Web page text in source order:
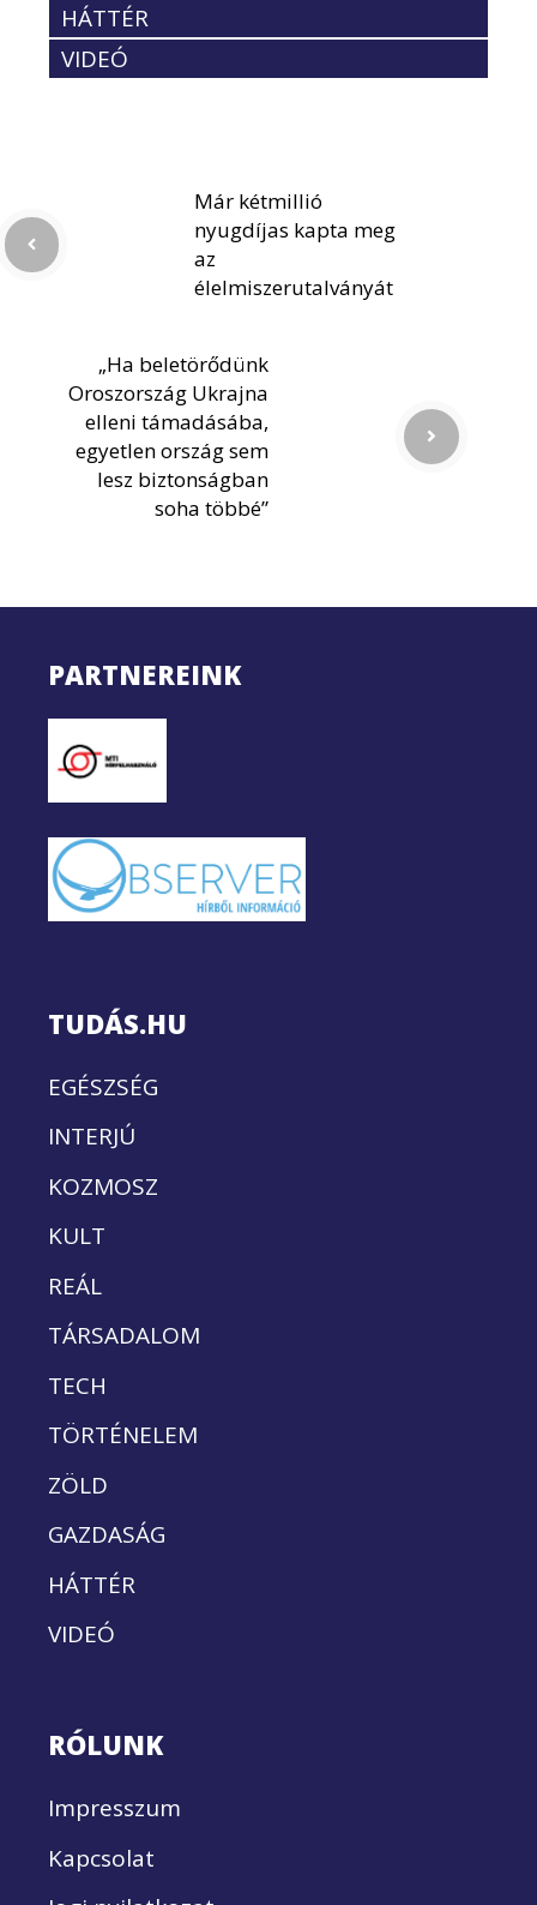
HÁTTÉR
VIDEÓ
Már kétmillió
nyugdíjas kapta meg
az
élelmiszerutalványát
„Ha beletörődünk
Oroszország Ukrajna
elleni támadásába,
egyetlen ország sem
lesz biztonságban
soha többé”
PARTNEREINK
TUDÁS.HU
EGÉSZSÉG
INTERJÚ
KOZMOSZ
KULT
REÁL
TÁRSADALOM
TECH
TÖRTÉNELEM
ZÖLD
GAZDASÁG
HÁTTÉR
VIDEÓ
RÓLUNK
Impresszum
Kapcsolat